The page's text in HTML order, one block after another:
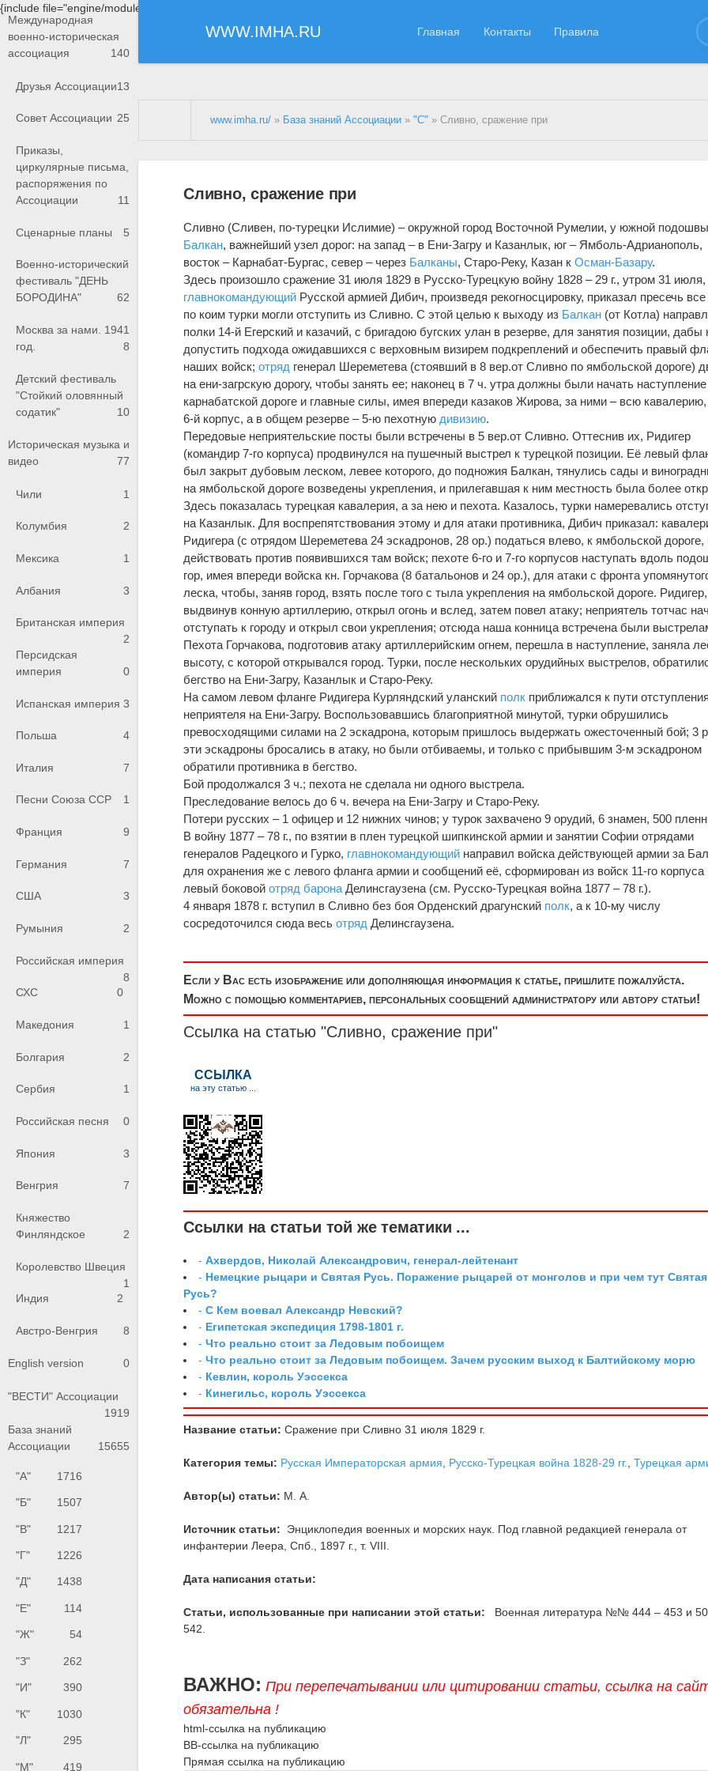
{include file="engine/modules/saperu/head.php"}
WWW.IMHA.RU Главная Контакты Правила
Международная
военно-историческая
ассоциация
140
Друзья Ассоциации13
Совет Ассоциации 25
Приказы,
циркулярные письма,
распоряжения по
Ассоциации
11
Сценарные планы 5
Военно-исторический
фестиваль "ДЕНЬ
БОРОДИНА"
62
Москва за нами. 1941
год.
8
Детский фестиваль
"Стойкий оловянный
содатик"
10
Историческая музыка и
видео
77
Чили 1
Колумбия 2
Мексика 1
Албания 3
Британская империя
2
Персидская
империя
0
Испанская империя 3
Польша 4
Италия 7
Песни Союза ССР 1
Франция 9
Германия 7
США 3
Румыния 2
Российская империя
8
СХС
0
Македония 1
Болгария 2
Сербия 1
Российская песня 0
Япония 3
Венгрия 7
Княжество
Финляндское
2
Королевство Швеция
1
Индия
2
Австро-Венгрия 8
English version 0
"ВЕСТИ" Ассоциации
1919
База знаний
Ассоциации
15655
"А" 1716
"Б" 1507
"В" 1217
"Г" 1226
"Д" 1438
"Е" 114
"Ж" 54
"З" 262
"И" 390
"К" 1030
"Л" 295
"М" 419
www.imha.ru/ » База знаний Ассоциации »"С" » Сливно, сражение при
Сливно, сражение при
Сливно (Сливен, по-турецки Ислимие) – окружной город Восточной Румелии, у южной подошвы
Балкан, важнейший узел дорог: на запад – в Ени-Загру и Казанлык, юг – Ямболь-Адрианополь,
восток – Карнабат-Бургас, север – через Балканы, Старо-Реку, Казан кОсман-Базару.
Здесь произошло сражение 31 июля 1829 в Русско-Турецкую войну 1828 – 29 г., утром 31 июля,
главнокомандующий Русской армией Дибич, произведя рекогносцировку, приказал пресечь все
по коим турки могли отступить из Сливно. С этой целью к выходу из Балкан (от Котла)
полки 14-й Егерский и казачий, с бригадою бугских улан в резерве, для занятия позиции, дабы
допустить подхода ожидавшихся с верховным визирем подкреплений и обеспечить правый
наших войск;отряд генерал Шереметева (стоявший в 8 вер.от Сливно по ямбольской дороге)
на ени-загрскую дорогу, чтобы занять ее; наконец в 7 ч. утра должны были начать
карнабатской дороге и главные силы, имея впереди казаков Жирова, за ними – всю
6-й корпус, а в общем резерве – 5-ю пехотную дивизию.
Передовые неприятельские посты были встречены в 5 вер.от Сливно. Оттеснив их, Ридигер
(командир 7-го корпуса) продвинулся на пушечный выстрел к турецкой позиции. Её левый
был закрыт дубовым леском, левее которого, до подножия Балкан, тянулись сады и
на ямбольской дороге возведены укрепления, и прилегавшая к ним местность была более
Здесь показалась турецкая кавалерия, а за нею и пехота. Казалось, турки намеревались
на Казанлык. Для воспрепятствования этому и для атаки противника, Дибич приказал:
Ридигера (с отрядом Шереметева 24 эскадронов, 28 ор.) податься влево, к ямбольской дороге,
действовать против появившихся там войск; пехоте 6-го и 7-го корпусов наступать вдоль
гор, имея впереди войска кн. Горчакова (8 батальонов и 24 ор.), для атаки с фронта
леска, чтобы, заняв город, взять после того с тыла укрепления на ямбольской дороге. Ридигер,
выдвинув конную артиллерию, открыл огонь и вслед, затем повел атаку; неприятель тотчас
отступать к городу и открыл свои укрепления; отсюда наша конница встречена были
Пехота Горчакова, подготовив атаку артиллерийским огнем, перешла в наступление, заняла
высоту, с которой открывался город. Турки, после нескольких орудийных выстрелов,
бегство на Ени-Загру, Казанлык и Старо-Реку.
На самом левом фланге Ридигера Курляндский уланский полк приближался к пути отступления
неприятеля на Ени-Загру. Воспользовавшись благоприятной минутой, турки обрушились
превосходящими силами на 2 эскадрона, которым пришлось выдержать ожесточенный бой; 3
эти эскадроны бросались в атаку, но были отбиваемы, и только с прибывшим 3-м эскадроном
обратили противника в бегство.
Бой продолжался 3 ч.; пехота не сделала ни одного выстрела.
Преследование велось до 6 ч. вечера на Ени-Загру и Старо-Реку.
Потери русских – 1 офицер и 12 нижних чинов; у турок захвачено 9 орудий, 6 знамен, 500
В войну 1877 – 78 г., по взятии в плен турецкой шипкинской армии и занятии Софии отрядами
генералов Радецкого и Гурко, главнокомандующий направил войска действующей армии за
для охранения же с левого фланга армии и сообщений её, сформирован из войск 11-го корпуса
левый боковойотряд барона Делинсгаузена (см. Русско-Турецкая война 1877 – 78 г.).
4 января 1878 г. вступил в Сливно без боя Орденский драгунский полк, а к 10-му числу
сосредоточился сюда весьотряд Делинсгаузена.
Если у Вас есть изображение или дополняющая информация к статье, пришлите пожалуйста.
Можно с помощью комментариев, персональных сообщений администратору или автору статьи!
Ссылка на статью "Сливно, сражение при"
Ссылки на статьи той же тематики ...
-Ахвердов, Николай Александрович, генерал-лейтенант
- Немецкие рыцари и Святая Русь. Поражение рыцарей от монголов и при чем тут Святая
Русь?
-С Кем воевал Александр Невский?
- Египетская экспедиция 1798-1801 г.
-Что реально стоит за Ледовым побоищем
-Что реально стоит за Ледовым побоищем. Зачем русским выход к Балтийскому морю
- Кевлин, король Уэссекса
- Кинегильс, король Уэссекса
Название статьи: Сражение при Сливно 31 июля 1829 г.
Категория темы: Русская Императорская армия Русско-Турецкая война 1828-29 гг. ,Турецкая
Автор(ы) статьи: М. А.
Источник статьи:
Энциклопедия военных и морских наук. Под главной редакцией генерала от
инфантерии Леера, Спб., 1897 г., т. VIII.
Дата написания статьи:
Статьи, использованные при написании этой статьи:
Военная литература №№ 444 – 453 и
542.
ВАЖНО: При перепечатывании или цитировании статьи, ссылка на
обязательна !
html-ссылка на публикацию
BB-ссылка на публикацию
Прямая ссылка на публикацию